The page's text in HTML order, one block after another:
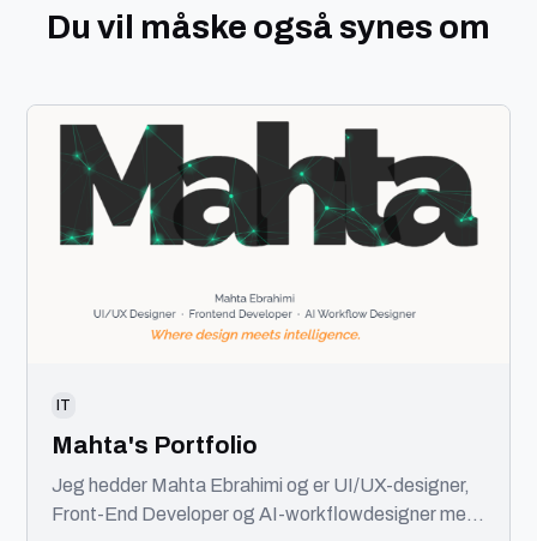
Du vil måske også synes om
IT
Mahta's Portfolio
Jeg hedder Mahta Ebrahimi og er UI/UX-designer,
Front-End Developer og AI-workflowdesigner med